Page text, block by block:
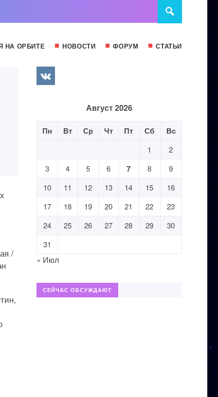
НА ОРБИТЕ НОВОСТИ ФОРУМ СТАТЬИ
/
Август 2026
Пн Вт Ср Чт Пт Сб Вс
1
2
3
4 5 6 7 8
9
10
11 12 13 14 15
16
17
18 19 20 21 22
23
24
25 26 27 28 29
30
31
« Июл
СЕЙЧАС ОБСУЖДАЮТ